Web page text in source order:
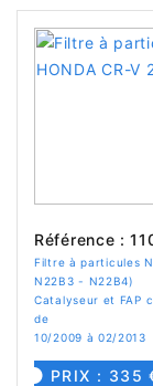
Référence :
Filtre à particules
N22B3 - N22B4)
Catalyseur et FAP
de
10/2009 à 02/2013
PRIX : 335